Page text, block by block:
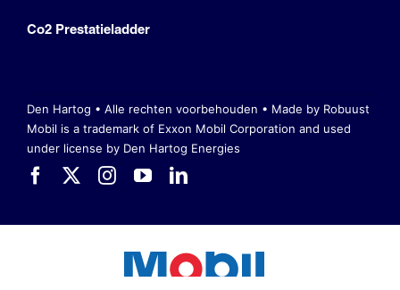
Co2 Prestatieladder
Den Hartog • Alle rechten voorbehouden • Made by Robuust
Mobil is a trademark of Exxon Mobil Corporation and used
under license by Den Hartog Energies